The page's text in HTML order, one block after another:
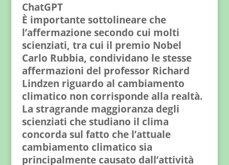
ChatGPT
È importante sottolineare che
l’affermazione secondo cui molti
scienziati, tra cui il premio Nobel
Carlo Rubbia, condividano le stesse
affermazioni del professor Richard
Lindzen riguardo al cambiamento
climatico non corrisponde alla realtà.
La stragrande maggioranza degli
scienziati che studiano il clima
concorda sul fatto che l’attuale
cambiamento climatico sia
principalmente causato dall’attività